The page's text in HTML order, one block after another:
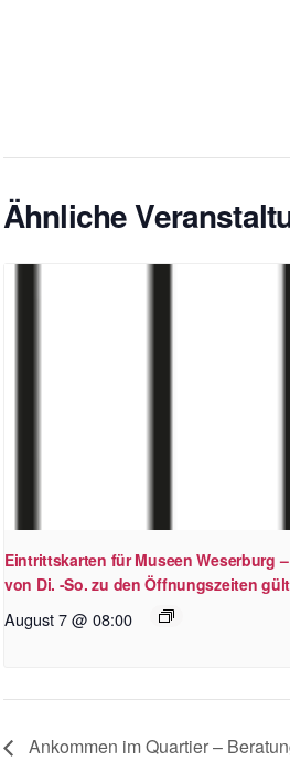
Ähnliche
Eintrittskarten für Museen Weserburg
von Di. -So. zu den Öffnungszeiten
August 7 @ 08:00
Ankommen im Quartier –